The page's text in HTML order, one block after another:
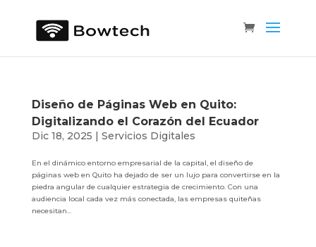
Diseño de Páginas Web en Quito:
Digitalizando el Corazón del Ecuador
Dic 18, 2025 | Servicios Digitales
En el dinámico entorno empresarial de la capital, el diseño de
páginas web en Quito ha dejado de ser un lujo para convertirse en la
piedra angular de cualquier estrategia de crecimiento. Con una
audiencia local cada vez más conectada, las empresas quiteñas
necesitan...